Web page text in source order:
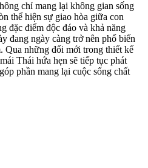
chỉ mang lại không gian sống
thể hiện sự giao hòa giữa con
đặc điểm độc đáo và khả năng
đang ngày càng trở nên phổ biến
Qua những đổi mới trong thiết kế
Thái hứa hẹn sẽ tiếp tục phát
phần mang lại cuộc sống chất